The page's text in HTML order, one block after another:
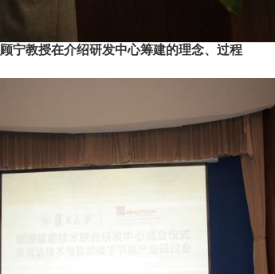
顾宁教授在介绍研发中心筹建的理念、过程